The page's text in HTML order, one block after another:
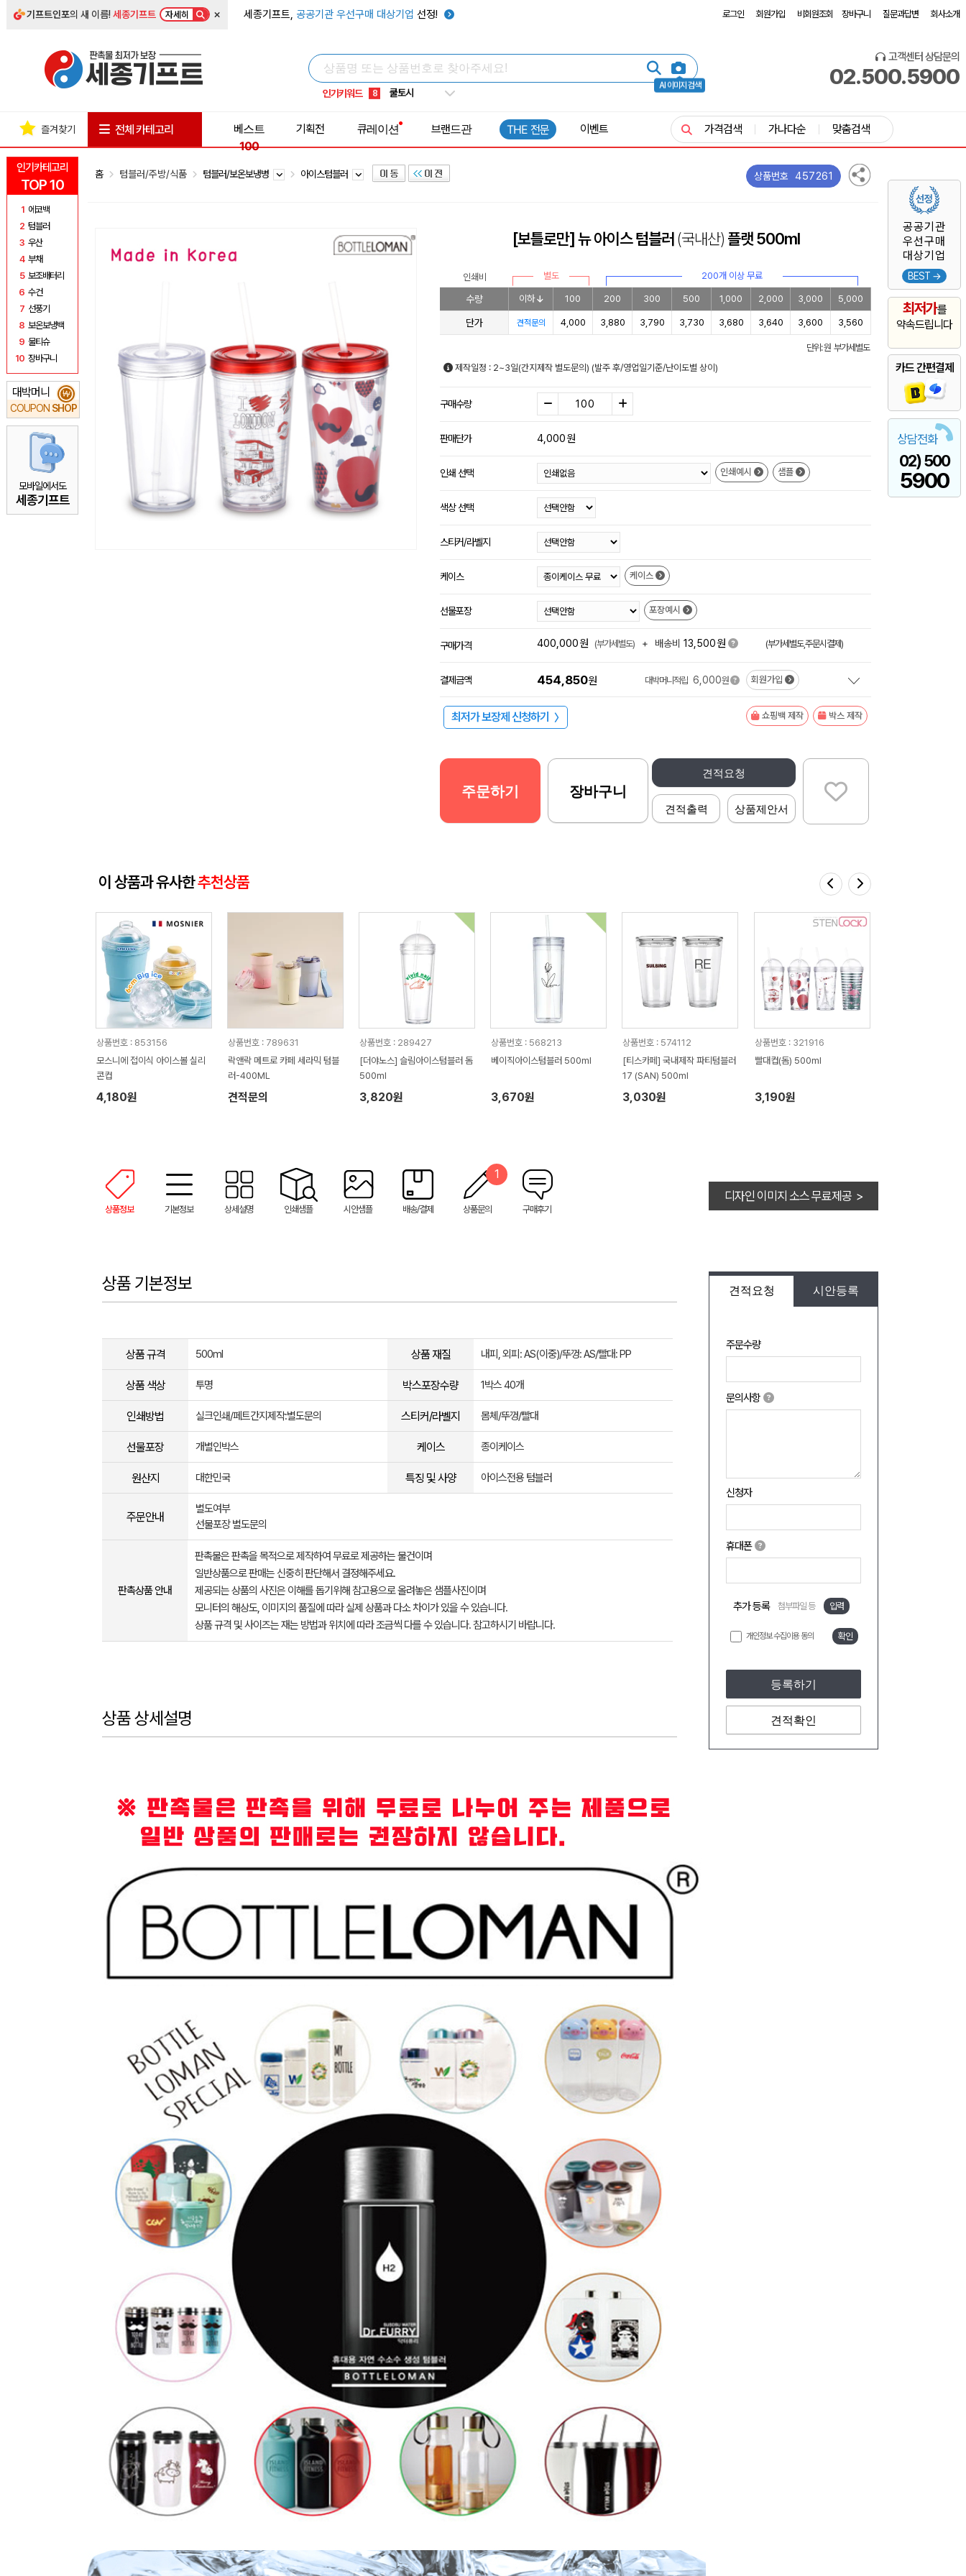
기프트인포의 새 이름!세종기프트 자세히 × 세종기프트, 공공기관 우선구매 대상기업 선정! 로그인 회원가입 비회원조회 장바구니 질문과답변 회사소개
AI 이미지 검색
인기키워드
5 키캡
8 쿨토시
9 넥쿨러
1 선풍기
고객센터 상담문의
02.500.5900
인기카테고리
TOP 10
1 에코백
2 텀블러
3 우산
4 부채
5 보조배터리
6 수건
7 선풍기
8 보온보냉백
9 물티슈
10 장바구니
대박머니
COUPON SHOP
₩
모바일에서도
세종기프트
공공기관
우선구매
대상기업
BEST →
최저가를
약속드립니다
카드 간편결제
상담전화
02) 500
5900
즐겨찾기 전체 카테고리
베스트
100
기획전 큐레이션 브랜드관 THE 전문 이벤트 가격검색 가나다순 맞춤검색
홈 텀블러/주방/식품 텀블러/보온보냉병 아이스텀블러 상품번호 457261
[보틀로만] 뉴 아이스 텀블러(국내산) 플랫 500ml
인쇄비 별도 200개 이상 무료
수량 이하 100 200 300 500 1,000 2,000 3,000 5,000
단가 견적문의 4,000 3,880 3,790 3,730 3,680 3,640 3,600 3,560
단위: 원 부가세별도
제작일정 : 2~3일(간지제작 별도문의) (발주 후/영업일기준/난이도별 상이)
구매수량
판매단가 4,000원
인쇄 선택 인쇄예시 샘플
색상 선택
스티커/라벨지
케이스 케이스
선물포장 포장예시
구매가격 400,000원 (부가세별도) + 배송비 13,500원 (부가세별도,주문시결제)
결제금액 454,850원 대박머니적립 6,000원 회원가입
최저가 보장제 신청하기 〉 쇼핑백 제작 박스 제작
견적요청
견적출력 상품제안서
주문하기 장바구니
이 상품과 유사한추천상품
상품번호 : 853156
모스니에 접이식 아이스볼 실리
콘컵
4,180원
상품번호 : 789631
락앤락 메트로 카페 세라믹 텀블
러-400ML
견적문의
상품번호 : 289427
[더야노스] 슬림아이스텀블러 돔
500ml
3,820원
상품번호 : 568213
베이직아이스텀블러 500ml
3,670원
상품번호 : 574112
[티스카페] 국내제작 파티텀블러
17 (SAN) 500ml
3,030원
상품번호 : 321916
빨대컵(돔) 500ml
3,190원
상품정보 기본정보 상세설명 인쇄샘플 시안샘플 배송/결제 상품문의
1
구매후기
디자인 이미지 소스 무료제공 >
견적요청 시안등록
주문수량
문의사항
신청자
휴대폰
추가 등록 첨부파일 등 입력
개인정보 수집이용 동의 확인
등록하기
견적확인
상품 기본정보
상품 규격 500ml 상품 재질 내피, 외피: AS(이중)/뚜껑: AS/빨대: PP
상품 색상 투명 박스포장수량 1박스 40개
인쇄방법 실크인쇄/페트간지제작:별도문의 스티커/라벨지 몸체/뚜껑/빨대
선물포장 개별인박스 케이스 종이케이스
원산지 대한민국 특징 및 사양 아이스전용 텀블러
주문안내
별도여부
선물포장 별도문의
판촉상품 안내
판촉물은 판촉을 목적으로 제작하여 무료로 제공하는 물건이며
일반상품으로 판매는 신중히 판단해서 결정해주세요.
제공되는 상품의 사진은 이해를 돕기위해 참고용으로 올려놓은 샘플사진이며
모니터의 해상도, 이미지의 품질에 따라 실제 상품과 다소 차이가 있을 수 있습니다.
상품 규격 및 사이즈는 재는 방법과 위치에 따라 조금씩 다를 수 있습니다. 참고하시기 바랍니다.
상품 상세설명